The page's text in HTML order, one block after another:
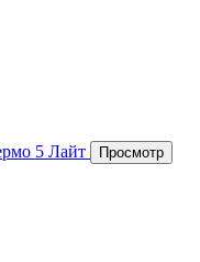
Просмотр